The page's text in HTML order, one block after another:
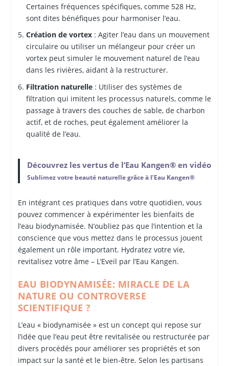
Certaines fréquences spécifiques, comme 528 Hz,
sont dites bénéfiques pour harmoniser l’eau.
Création de vortex: Agiter l’eau dans un mouvement
circulaire ou utiliser un mélangeur pour créer un
vortex peut simuler le mouvement naturel de l’eau
dans les rivières, aidant à la restructurer.
Filtration naturelle: Utiliser des systèmes de
filtration qui imitent les processus naturels, comme le
passage à travers des couches de sable, de charbon
actif, et de roches, peut également améliorer la
qualité de l’eau.
Découvrez les vertus de l’Eau Kangen® en vidéo
Sublimez votre beauté naturelle grâce à l’Eau Kangen®
En intégrant ces pratiques dans votre quotidien, vous
pouvez commencer à expérimenter les bienfaits de
l’eau biodynamisée. N’oubliez pas que l’intention et la
conscience que vous mettez dans le processus jouent
également un rôle important. Hydratez votre vie,
revitalisez votre âme – L’Eveil par l’Eau Kangen.
EAU BIODYNAMISÉE: MIRACLE DE LA
NATURE OU CONTROVERSE
SCIENTIFIQUE ?
L’eau « biodynamisée » est un concept qui repose sur
l’idée que l’eau peut être revitalisée ou restructurée par
divers procédés pour améliorer ses propriétés et son
impact sur la santé et le bien-être. Selon les partisans